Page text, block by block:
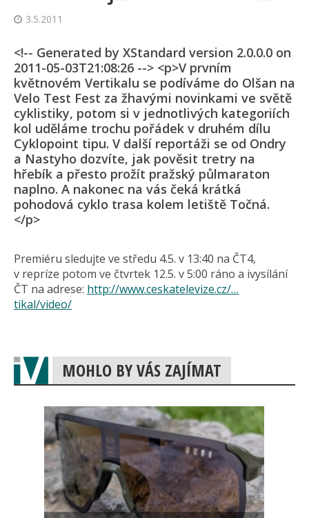
3.5.2011
<!-- Generated by XStandard version 2.0.0.0 on
2011-05-03T21:08:26 --> <p>V prvním
květnovém Vertikalu se podíváme do Olšan na
Velo Test Fest za žhavými novinkami ve světě
cyklistiky, potom si v jednotlivých kategoriích
kol uděláme trochu pořádek v druhém dílu
Cyklopoint tipu. V další reportáži se od Ondry
a Nastyho dozvíte, jak pověsit tretry na
hřebík a přesto prožít pražský půlmaraton
naplno. A nakonec na vás čeká krátká
pohodová cyklo trasa kolem letiště Točná.
</p>
Premiéru sledujte ve středu 4.5. v 13:40 na ČT4,
v repríze potom ve čtvrtek 12.5. v 5:00 ráno a ivysílání
ČT na adrese: http://www.ceskatelevize.cz/…
tikal/video/
MOHLO BY VÁS ZAJÍMAT